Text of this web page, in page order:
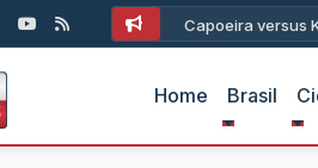
Karate?
Home Brasil